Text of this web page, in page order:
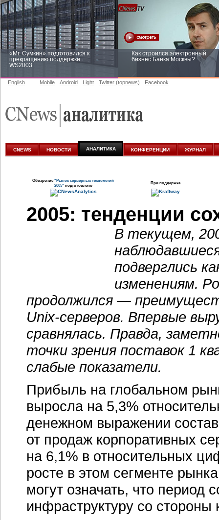
«Mr. Сумкин» подготовился к
прекращению поддержки
WS2003
Как строился электронный
бизнес Банка Москвы?
аналитике
English Mobile Android Light Twitter (topnews) Facebook
CNEWS НОВОСТИ АНАЛИТИКА КОНФЕРЕНЦИИ ЖУРНАЛ
Обозрение"Рынок серверных технологий
2005"подготовлено При поддержке
2005: тенденции
В текущем,
подверглись
изменениям.
продолжился —
Unix-серверов. Впервые
сравнялась. Правда,
точки зрения поставок 1
слабые показатели.
Прибыль на глобальном
выросла на 5,3%
денежном выражении
от продаж корпоративных
на 6,1% в относительных
росте в этом сегменте
могут означать, что период
инфраструктуру со стороны